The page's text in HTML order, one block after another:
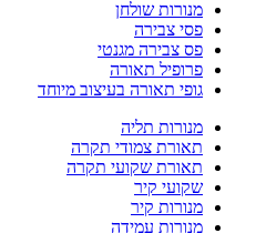
מנורות שולחן
פסי צבירה
פס צבירה מגנטי
פרופיל תאורה
גופי תאורה בעיצוב מיוחד
מנורות תליה
תאורת צמודי תקרה
תאורת שקועי תקרה
שקועי קיר
מנורות קיר
מנורות עמידה